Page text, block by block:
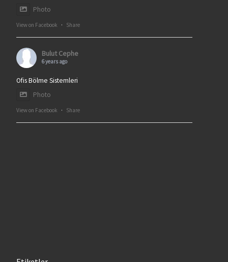
Photo
View on Facebook · Share
Bulut Cephe
6 years ago
Ofis Bölme Sistemleri
Photo
View on Facebook · Share